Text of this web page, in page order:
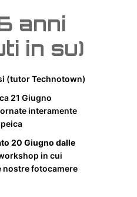
anni
in su)
(tutor Technotown)
21 Giugno
interamente
20 Giugno dalle
in cui
nostre fotocamere